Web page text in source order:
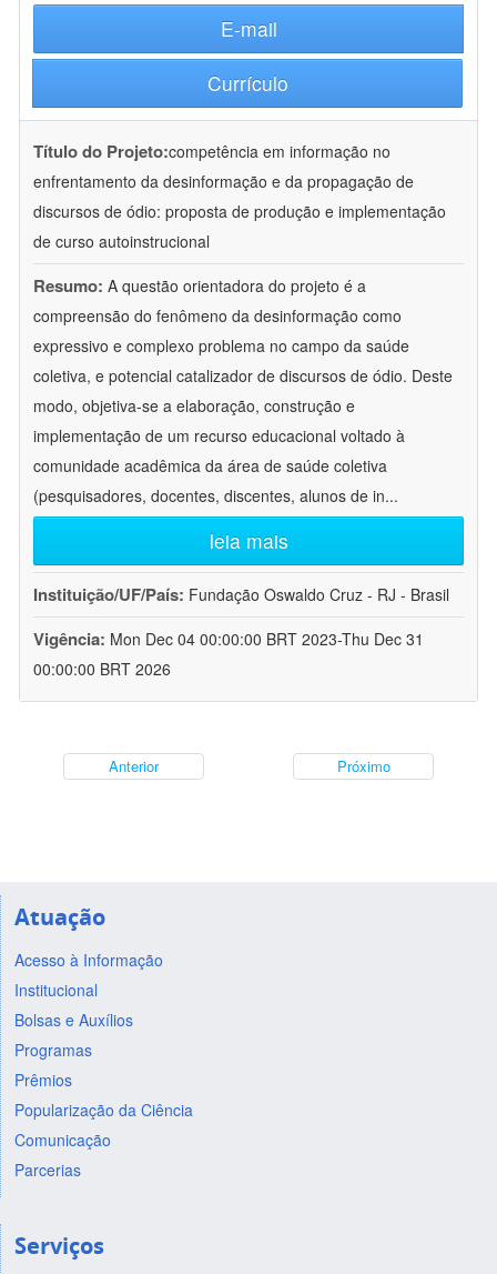
E-mail
Currículo
Título do Projeto:competência em informação no
enfrentamento da desinformação e da propagação de
discursos de ódio: proposta de produção e implementação
de curso autoinstrucional
Resumo: A questão orientadora do projeto é a
compreensão do fenômeno da desinformação como
expressivo e complexo problema no campo da saúde
coletiva, e potencial catalizador de discursos de ódio. Deste
modo, objetiva-se a elaboração, construção e
implementação de um recurso educacional voltado à
comunidade acadêmica da área de saúde coletiva
(pesquisadores, docentes, discentes, alunos de in...
leia mais
Instituição/UF/País: Fundação Oswaldo Cruz - RJ - Brasil
Vigência: Mon Dec 04 00:00:00 BRT 2023-Thu Dec 31
00:00:00 BRT 2026
Anterior Próximo
Atuação
Acesso à Informação
Institucional
Bolsas e Auxílios
Programas
Prêmios
Popularização da Ciência
Comunicação
Parcerias
Serviços